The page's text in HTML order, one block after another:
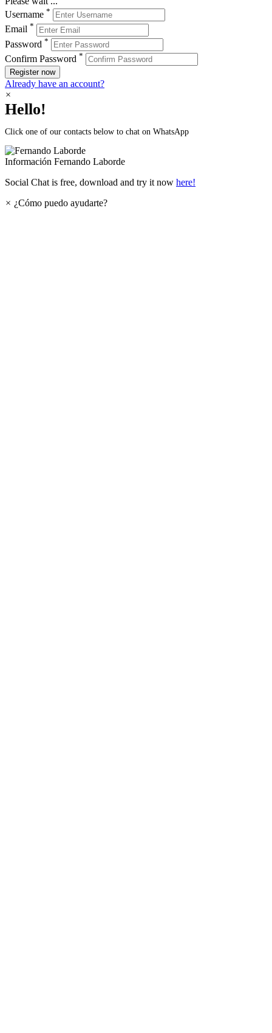
Username *
Email *
Password *
Confirm Password *
Register now
Already have an account?
×
Hello!
Click one of our contacts below to chat on WhatsApp
Información Fernando Laborde
Social Chat is free, download and try it now here!
× ¿Cómo puedo ayudarte?